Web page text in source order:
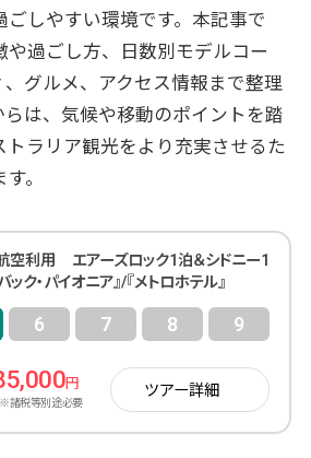
しやすい環境です。本記事で
や過ごし方、日数別モデルコー
、グルメ、アクセス情報まで整理
らは、気候や移動のポイントを踏
トラリア観光をより充実させるた
。
利用 エアーズロック1泊＆シドニー1
・パイオニア』/『メトロホテル』
6 7 8 9
円
※諸税等別途必要
ツアー詳細